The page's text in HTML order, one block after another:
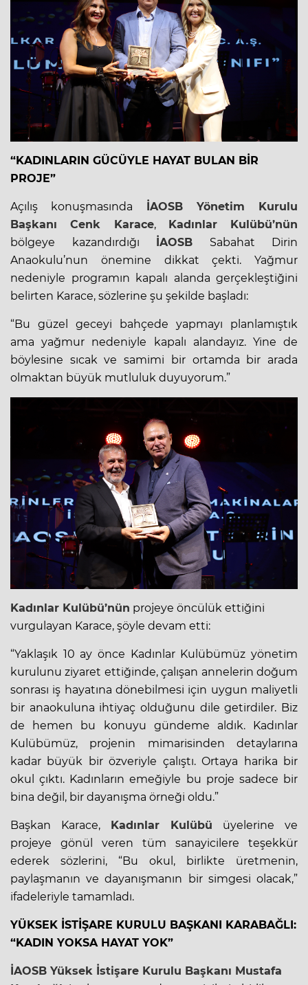
“KADINLARIN GÜCÜYLE HAYAT BULAN BİR
PROJE”
Açılış konuşmasında İAOSBYönetim Kurulu
Başkanı Cenk Karace,
Kadınlar Kulübü’nün
bölgeye kazandırdığı
İAOSB Sabahat Dirin
Anaokulu’nun önemine dikkat çekti. Yağmur
nedeniyle programın kapalı alanda gerçekleştiğini
belirten Karace, sözlerine şu şekilde başladı:
“Bu güzel geceyi bahçede yapmayı planlamıştık
ama yağmur nedeniyle kapalı alandayız. Yine de
böylesine sıcak ve samimi bir ortamda bir arada
olmaktan büyük mutluluk duyuyorum.”
Kadınlar Kulübü’nün projeye öncülük ettiğini
vurgulayan Karace, şöyle devam etti:
“Yaklaşık 10 ay önce Kadınlar Kulübümüz yönetim
kurulunu ziyaret ettiğinde, çalışan annelerin doğum
sonrası iş hayatına dönebilmesi için uygun maliyetli
bir anaokuluna ihtiyaç olduğunu dile getirdiler. Biz
de hemen bu konuyu gündeme aldık. Kadınlar
Kulübümüz, projenin mimarisinden detaylarına
kadar büyük bir özveriyle çalıştı. Ortaya harika bir
okul çıktı. Kadınların emeğiyle bu proje sadece bir
bina değil, bir dayanışma örneği oldu.”
Başkan Karace, Kadınlar Kulübü üyelerine ve
projeye gönül veren tüm sanayicilere teşekkür
ederek sözlerini, “Bu okul, birlikte üretmenin,
paylaşmanın ve dayanışmanın bir simgesi olacak,”
ifadeleriyle tamamladı.
YÜKSEK İSTİŞARE KURULU BAŞKANI KARABAĞLI:
“KADIN YOKSA HAYAT YOK”
İAOSB Yüksek İstişare Kurulu Başkanı Mustafa